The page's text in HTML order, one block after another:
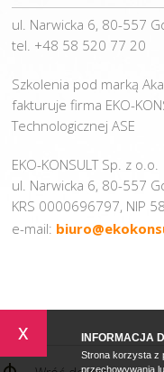
ul. Narwicka 6, 80-557
tel. +48 58 520 77 20
Szkolenia pod marką
fakturuje firma EKO-
Technologicznej ASE
EKO-KONSULT Sp. z o.o.
ul. Narwicka 6, 80-557
KRS 0000696797, NIP
e-mail:
x INFORMACJA
Strona korzysta z
przechowywania